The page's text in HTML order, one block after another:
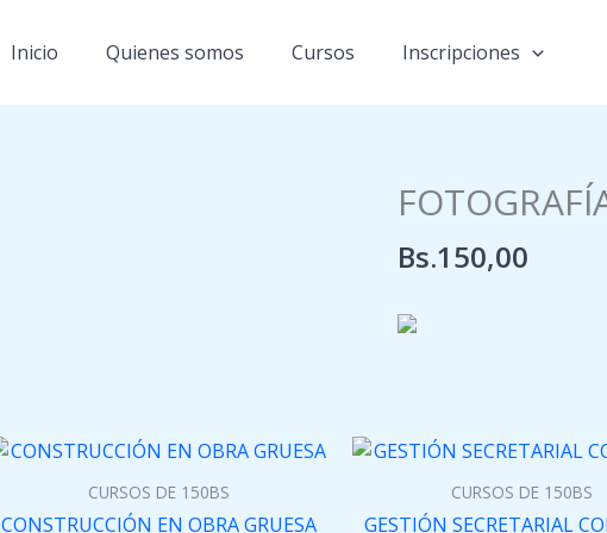
Inicio Quienes somos Cursos Inscripciones
Bs.150,00
CURSOS DE 150BS
CONSTRUCCIÓN EN OBRA GRUESA
CURSOS DE 150BS
GESTIÓN SECRETARIAL